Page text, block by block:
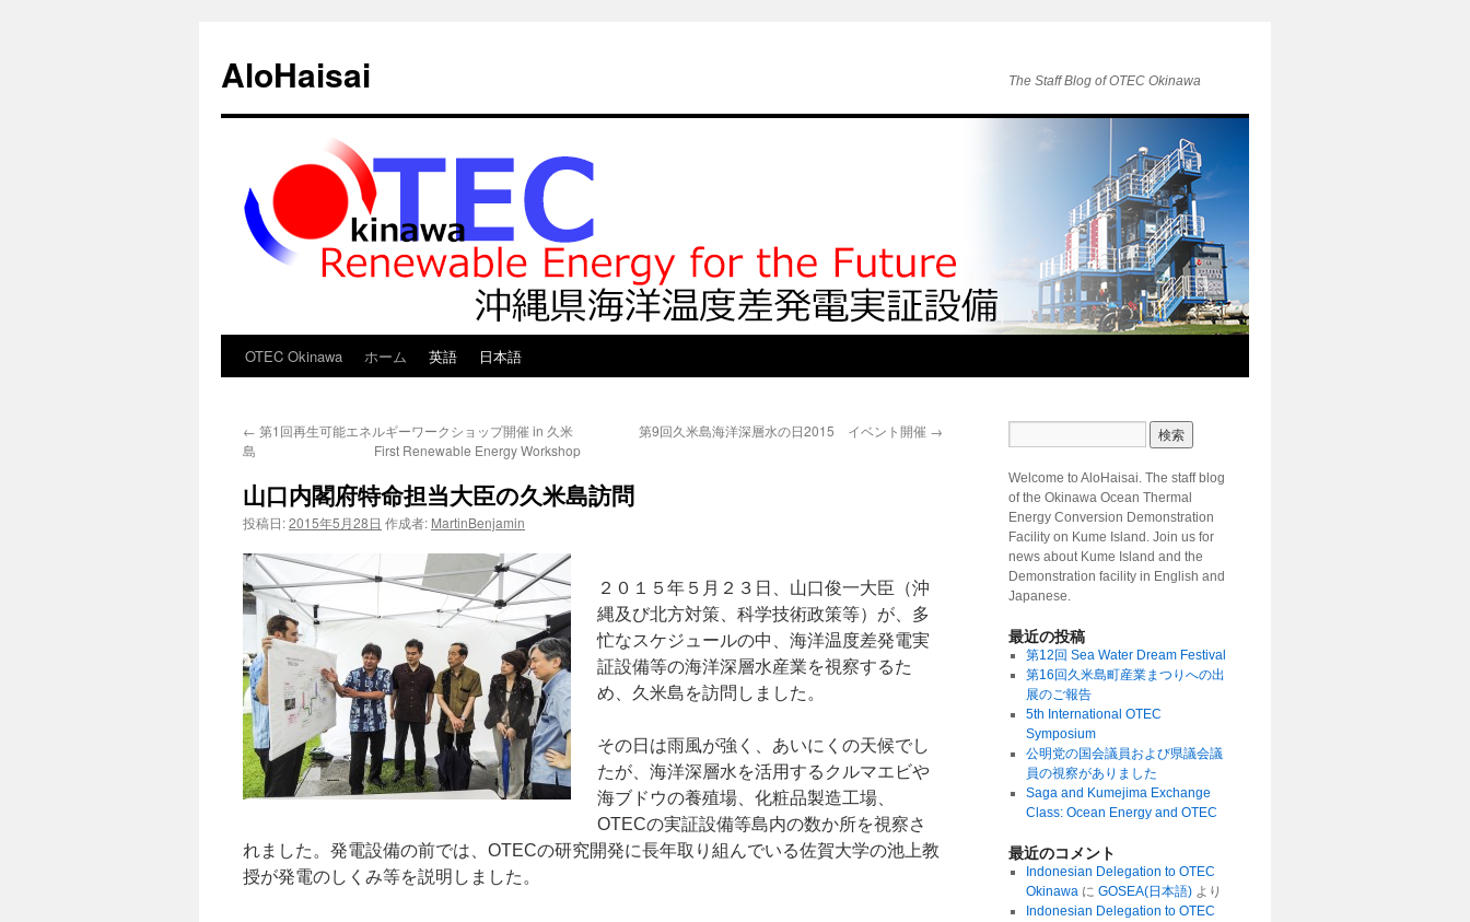
AloHaisai The Staff Blog of OTEC Okinawa
ツ
ス
ッ
プ
OTEC Okinawa ホーム 英語 日本語
← 第1回再生可能エネルギーワークショップ開催 in 久米
島 First Renewable Energy Workshop
第9回久米島海洋深層水の日2015 イベント開催 →
山口内閣府特命担当大臣の久米島訪問
投稿日:2015年5月28日 作成者: MartinBenjamin
２０１５年５月２３日、山口俊一大臣（沖
縄及び北方対策、科学技術政策等）が、多
忙なスケジュールの中、海洋温度差発電実
証設備等の海洋深層水産業を視察するた
め、久米島を訪問しました。
その日は雨風が強く、あいにくの天候でし
たが、海洋深層水を活用するクルマエビや
海ブドウの養殖場、化粧品製造工場、
OTECの実証設備等島内の数か所を視察さ
れました。発電設備の前では、OTECの研究開発に長年取り組んでいる佐賀大学の池上教
授が発電のしくみ等を説明しました。
Welcome to AloHaisai. The staff blog
of the Okinawa Ocean Thermal
Energy Conversion Demonstration
Facility on Kume Island. Join us for
news about Kume Island and the
Demonstration facility in English and
Japanese.
最近の投稿
第12回 Sea Water Dream Festival
第16回久米島町産業まつりへの出
展のご報告
5th International OTEC
Symposium
公明党の国会議員および県議会議
員の視察がありました
Saga and Kumejima Exchange
Class: Ocean Energy and OTEC
最近のコメント
Indonesian Delegation to OTEC
Okinawaに GOSEA(日本語)より
Indonesian Delegation to OTEC